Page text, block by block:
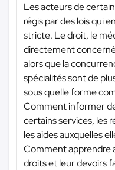
Les acteurs de
régis par des lois qui
stricte. Le droit, le
directement
alors que la
spécialités sont de
sous quelle forme
Comment informer
certains services, les
les aides auxquelles
Comment apprendre
droits et leur devoirs